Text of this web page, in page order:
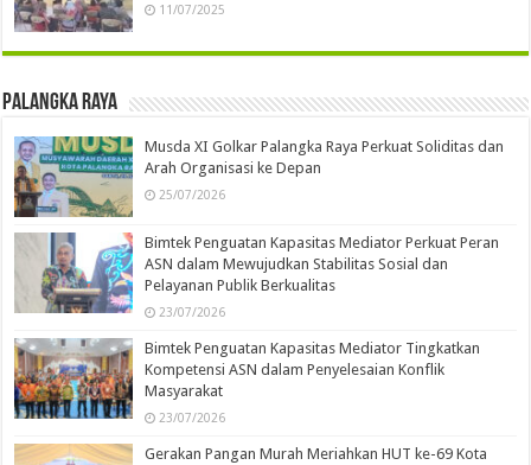
11/07/2025
Palangka Raya
Musda XI Golkar Palangka Raya Perkuat Soliditas dan
Arah Organisasi ke Depan
25/07/2026
Bimtek Penguatan Kapasitas Mediator Perkuat Peran
ASN dalam Mewujudkan Stabilitas Sosial dan
Pelayanan Publik Berkualitas
23/07/2026
Bimtek Penguatan Kapasitas Mediator Tingkatkan
Kompetensi ASN dalam Penyelesaian Konflik
Masyarakat
23/07/2026
Gerakan Pangan Murah Meriahkan HUT ke-69 Kota